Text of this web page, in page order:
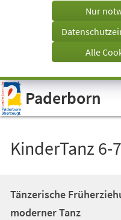
Visuelle
Assistenzsoftware
öffnen.
Nur
Alle
Paderborn
KinderTanz 6-
Tänzerische
moderner Tanz